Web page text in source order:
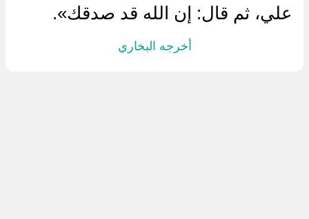
علي، ثم قال: إن الله قد صدقك».
أخرجه البخاري